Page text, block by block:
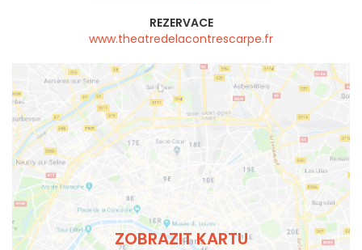
REZERVACE
www.theatredelacontrescarpe.fr
ZOBRAZIT KARTU